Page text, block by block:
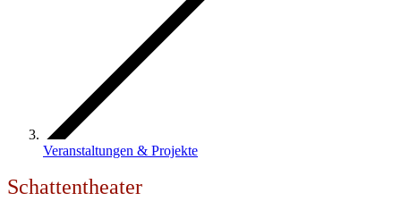
Veranstaltungen & Projekte
Schattentheater